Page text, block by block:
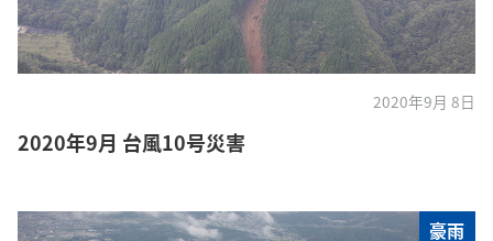
2020年9月 8日
2020年9月 台風10号災害
豪雨